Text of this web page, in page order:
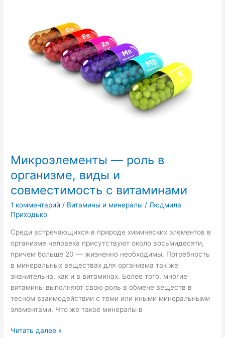
Микроэлементы — роль в
организме, виды и
совместимость с витаминами
1 комментарий / Витамины и минералы /Людмила
Приходько
Среди встречающихся в природе химических элементов в
организме человека присутствуют около восьмидесяти,
причем больше 20 — жизненно необходимы. Потребность
в минеральных веществах для организма так же
значительна, как и в витаминах. Более того, многие
витамины выполняют свою роль в обмене веществ в
тесном взаимодействии с теми или иными минеральными
элементами. Что же такое минералы в
организме,
Читать далее »